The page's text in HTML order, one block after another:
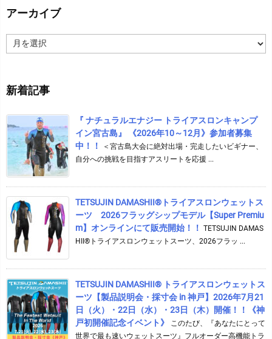
アーカイブ
ー
ブ
新着記事
『 ナチュラルエナジー トライアスロンキャンプ
イン宮古島』 《2026年10～12月》参加者募集
中！！
＜宮古島大会に絶対出場・完走したいビギナー、
自分への挑戦を目指すアスリートを応援 ...
TETSUJIN DAMASHII®︎トライアスロンウェットス
ーツ 2026フラッグシップモデル【Super Premiu
m】オンラインにて販売開始！！ TETSUJIN DAMAS
HII®トライアスロンウェットスーツ、2026フラッ ...
TETSUJIN DAMASHII® トライアスロンウェットス
ーツ【製品説明会・採寸会 in 神戸】2026年7月21
日（火）・22日（水）・23日（木）開催！！《神
戸初開催記念イベント》
このたび、『あなたにとって
世界で最も速いウェットスーツ』フルオーダー高機能トラ